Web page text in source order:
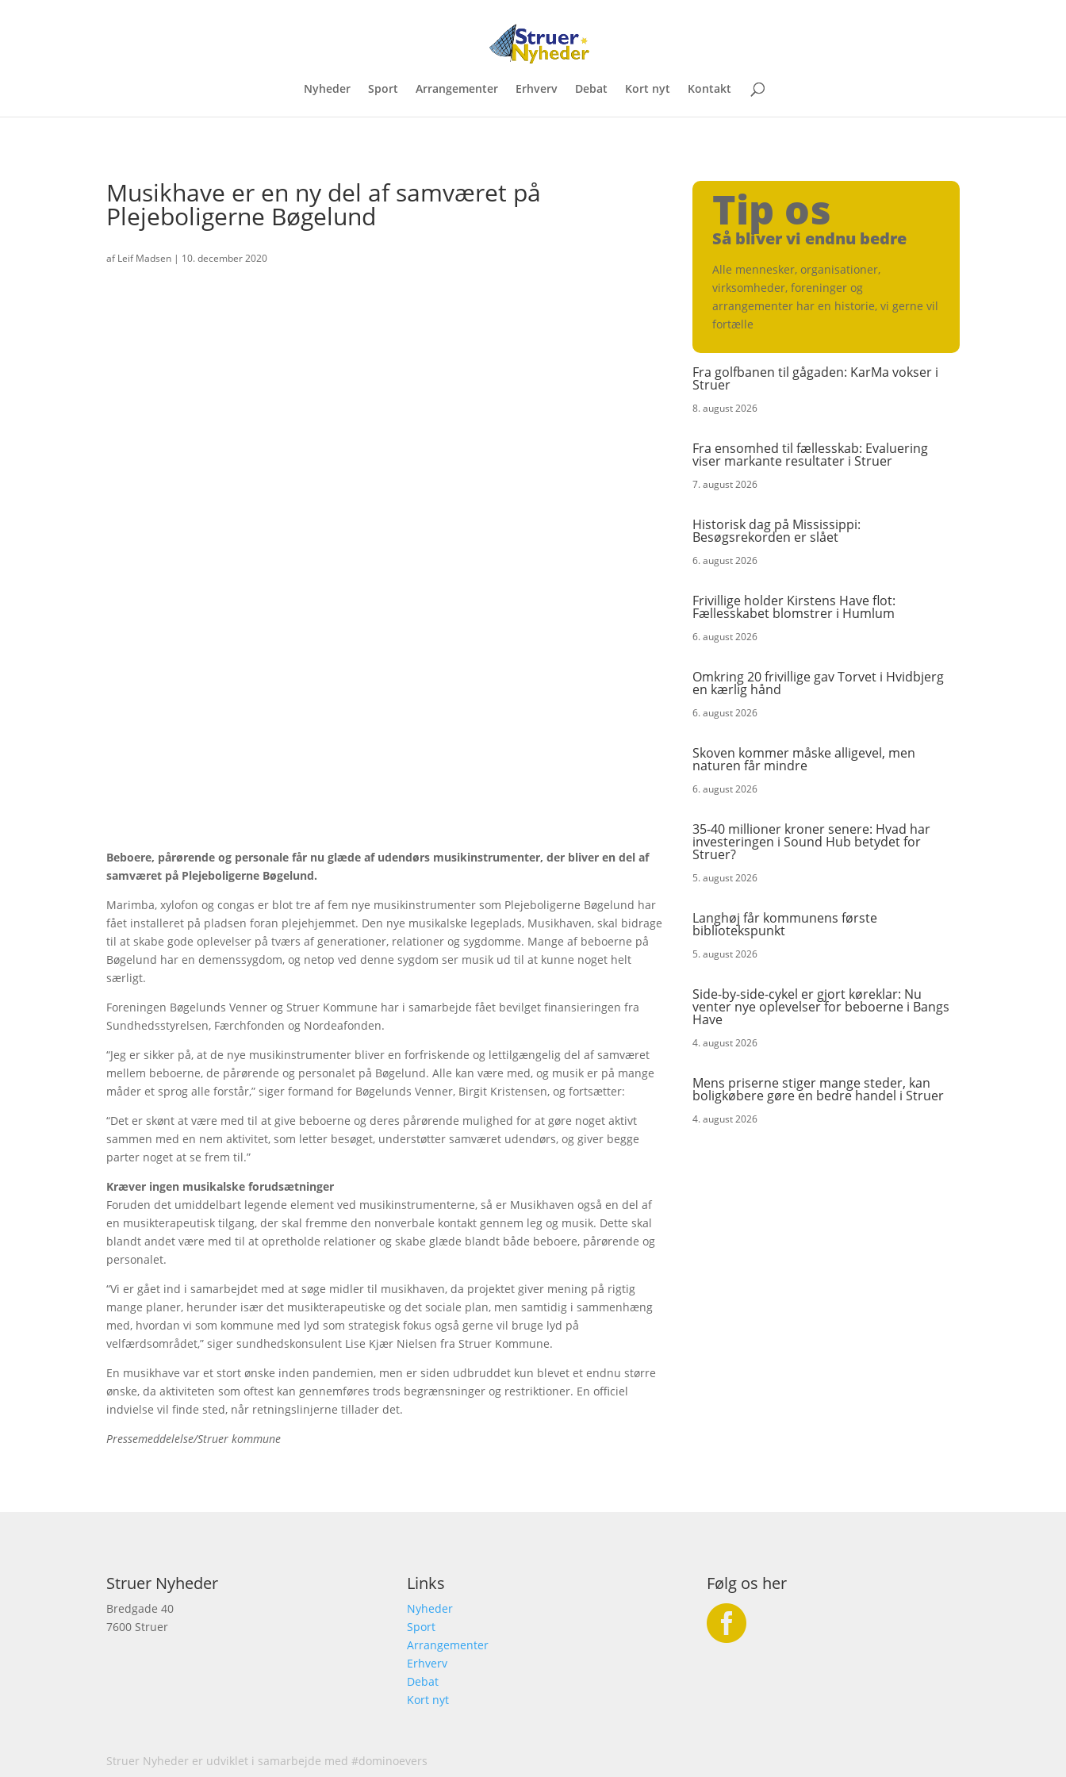
Nyheder Sport Arrangementer Erhverv Debat Kort nyt Kontakt
Musikhave er en ny del af samværet på
Plejeboligerne Bøgelund
afLeif Madsen | 10. december 2020
Beboere, pårørende og personale får nu glæde af udendørs musikinstrumenter, der bliver en del af
samværet på Plejeboligerne Bøgelund.
Marimba, xylofon og congas er blot tre af fem nye musikinstrumenter som Plejeboligerne Bøgelund har
fået installeret på pladsen foran plejehjemmet. Den nye musikalske legeplads, Musikhaven, skal bidrage
til at skabe gode oplevelser på tværs af generationer, relationer og sygdomme. Mange af beboerne på
Bøgelund har en demenssygdom, og netop ved denne sygdom ser musik ud til at kunne noget helt
særligt.
Foreningen Bøgelunds Venner og Struer Kommune har i samarbejde fået bevilget finansieringen fra
Sundhedsstyrelsen, Færchfonden og Nordeafonden.
“Jeg er sikker på, at de nye musikinstrumenter bliver en forfriskende og lettilgængelig del af samværet
mellem beboerne, de pårørende og personalet på Bøgelund. Alle kan være med, og musik er på mange
måder et sprog alle forstår,” siger formand for Bøgelunds Venner, Birgit Kristensen, og fortsætter:
“Det er skønt at være med til at give beboerne og deres pårørende mulighed for at gøre noget aktivt
sammen med en nem aktivitet, som letter besøget, understøtter samværet udendørs, og giver begge
parter noget at se frem til.”
Kræver ingen musikalske forudsætninger
Foruden det umiddelbart legende element ved musikinstrumenterne, så er Musikhaven også en del af
en musikterapeutisk tilgang, der skal fremme den nonverbale kontakt gennem leg og musik. Dette skal
blandt andet være med til at opretholde relationer og skabe glæde blandt både beboere, pårørende og
personalet.
“Vi er gået ind i samarbejdet med at søge midler til musikhaven, da projektet giver mening på rigtig
mange planer, herunder især det musikterapeutiske og det sociale plan, men samtidig i sammenhæng
med, hvordan vi som kommune med lyd som strategisk fokus også gerne vil bruge lyd på
velfærdsområdet,” siger sundhedskonsulent Lise Kjær Nielsen fra Struer Kommune.
En musikhave var et stort ønske inden pandemien, men er siden udbruddet kun blevet et endnu større
ønske, da aktiviteten som oftest kan gennemføres trods begrænsninger og restriktioner. En officiel
indvielse vil finde sted, når retningslinjerne tillader det.
Pressemeddelelse/Struer kommune
Tip os
Så bliver vi endnu bedre
Alle mennesker, organisationer,
virksomheder, foreninger og
arrangementer har en historie, vi gerne vil
fortælle
Fra golfbanen til gågaden: KarMa vokser i
Struer
8. august 2026
Fra ensomhed til fællesskab: Evaluering
viser markante resultater i Struer
7. august 2026
Historisk dag på Mississippi:
Besøgsrekorden er slået
6. august 2026
Frivillige holder Kirstens Have flot:
Fællesskabet blomstrer i Humlum
6. august 2026
Omkring 20 frivillige gav Torvet i Hvidbjerg
en kærlig hånd
6. august 2026
Skoven kommer måske alligevel, men
naturen får mindre
6. august 2026
35-40 millioner kroner senere: Hvad har
investeringen i Sound Hub betydet for
Struer?
5. august 2026
Langhøj får kommunens første
bibliotekspunkt
5. august 2026
Side-by-side-cykel er gjort køreklar: Nu
venter nye oplevelser for beboerne i Bangs
Have
4. august 2026
Mens priserne stiger mange steder, kan
boligkøbere gøre en bedre handel i Struer
4. august 2026
Struer Nyheder
Bredgade 40
7600 Struer
Links
Nyheder
Sport
Arrangementer
Erhverv
Debat
Kort nyt
Følg os her

Struer Nyheder er udviklet i samarbejde med #dominoevers